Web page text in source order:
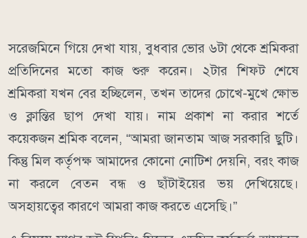
সরেজমিনে গিয়ে দেখা যায়, বুধবার ভোর ৬টা থেকে শ্রমিকরা
প্রতিদিনের মতো কাজ শুরু করেন। ২টার শিফট শেষে
শ্রমিকরা যখন বের হচ্ছিলেন, তখন তাদের চোখে-মুখে ক্ষোভ
ও ক্লান্তির ছাপ দেখা যায়। নাম প্রকাশ না করার শর্তে
কয়েকজন শ্রমিক বলেন, “আমরা জানতাম আজ সরকারি ছুটি।
কিন্তু মিল কর্তৃপক্ষ আমাদের কোনো নোটিশ দেয়নি, বরং কাজ
না করলে বেতন বন্ধ ও ছাঁটাইয়ের ভয় দেখিয়েছে।
অসহায়ত্বের কারণে আমরা কাজ করতে এসেছি।”